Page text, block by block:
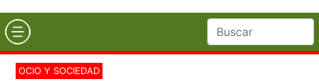
OCIO Y SOCIEDAD